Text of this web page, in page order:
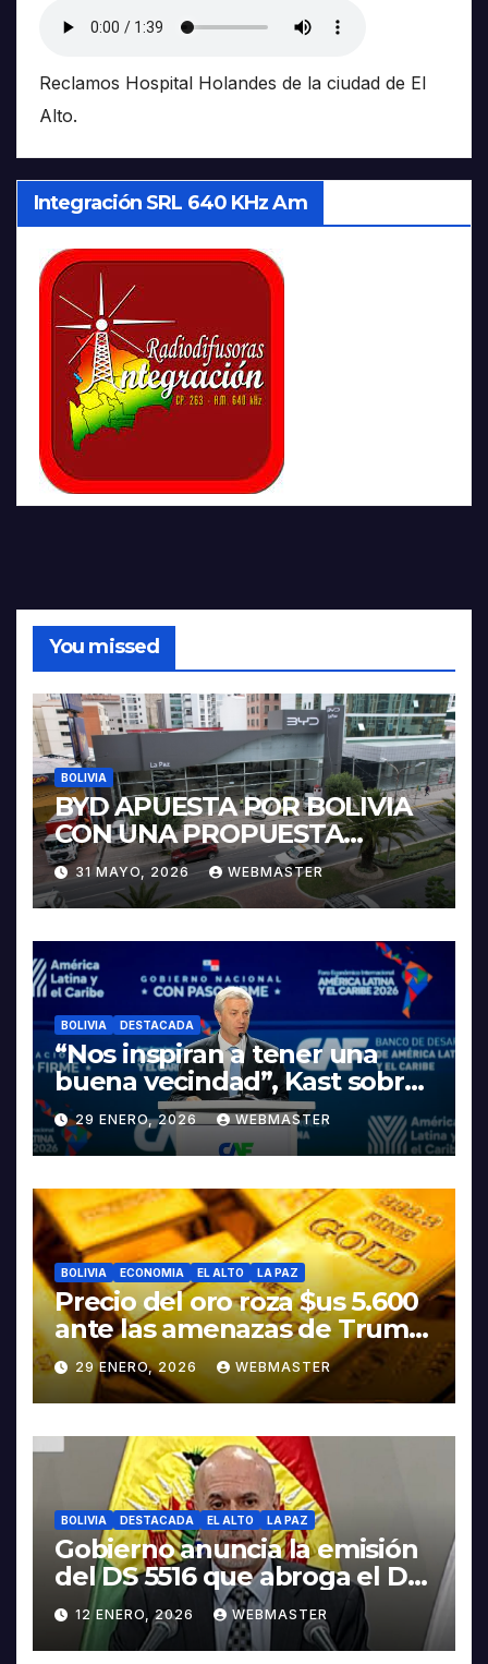
Reclamos Hospital Holandes de la ciudad de El
Alto.
Integración SRL 640 KHz Am
You missed
BOLIVIA
BYD APUESTA POR BOLIVIA
CON UNA PROPUESTA
INTEGRAL PARA IMPULSAR
LA ELECTROMOVILIDAD Y LA
INDUSTRIALIZACIÓN DEL
LITIO
31 MAYO, 2026 WEBMASTER
BOLIVIA DESTACADA
“Nos inspiran a tener una
buena vecindad”, Kast sobre
discurso del presidente
Rodrigo Paz
29 ENERO, 2026 WEBMASTER
BOLIVIA ECONOMIA EL ALTO LA PAZ
Precio del oro roza $us 5.600
ante las amenazas de Trump
contra Irán
29 ENERO, 2026 WEBMASTER
BOLIVIA DESTACADA EL ALTO LA PAZ
Gobierno anuncia la emisión
del DS 5516 que abroga el DS
5503
12 ENERO, 2026 WEBMASTER